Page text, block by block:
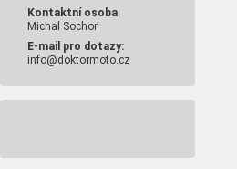
Kontaktní osoba
Michal Sochor
E-mail pro dotazy:
info@doktormoto.cz